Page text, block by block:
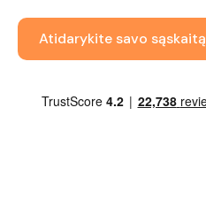
Atidarykite savo sąskaitą